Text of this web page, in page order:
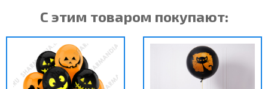
С этим товаром покупают: